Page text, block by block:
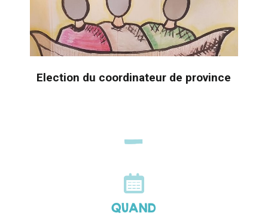
Election du coordinateur de province
QUAND